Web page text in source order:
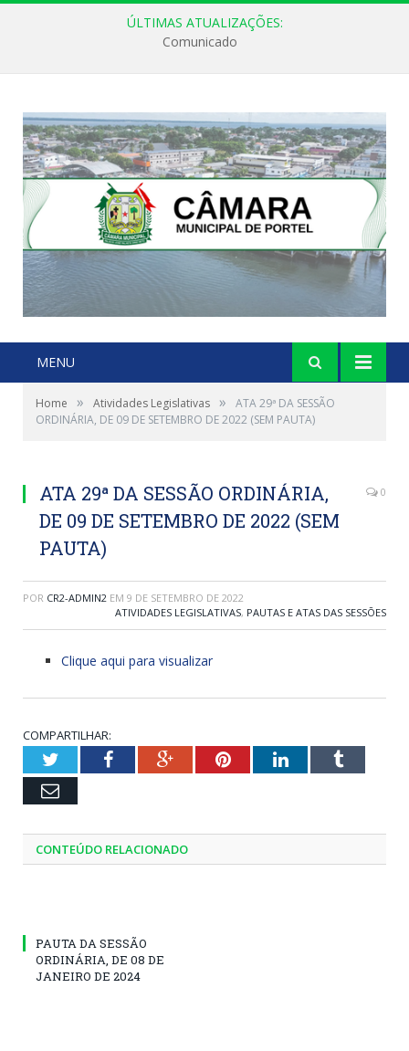
ÚLTIMAS ATUALIZAÇÕES:
Comunicado
MENU
Home » Atividades Legislativas »
ATA 29ª DA SESSÃO
ORDINÁRIA, DE 09 DE SETEMBRO DE 2022 (SEM PAUTA)
ATA 29ª DA SESSÃO ORDINÁRIA,
DE 09 DE SETEMBRO DE 2022 (SEM
PAUTA)
0
POR CR2-ADMIN2 EM 9 DE SETEMBRO DE 2022
ATIVIDADES LEGISLATIVAS, PAUTAS E ATAS DAS SESSÕES
Clique aqui para visualizar
COMPARTILHAR:
TwitterFacebookGoogle+PinterestLinkedInTumblr
Email
CONTEÚDO RELACIONADO
PAUTA DA SESSÃO
ORDINÁRIA, DE 08 DE
JANEIRO DE 2024